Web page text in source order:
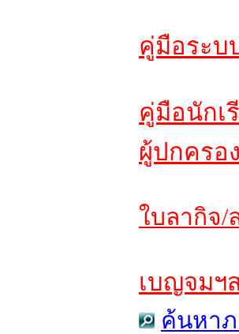
คู่มือระบ
คู่มือนักเ
ผู้ปกครอ
ใบลากิจ/
เบญจมฯ
ค้นหาภ